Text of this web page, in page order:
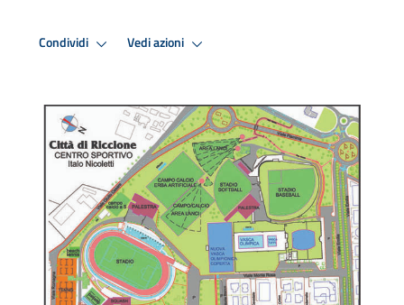
Condividi Vedi azioni